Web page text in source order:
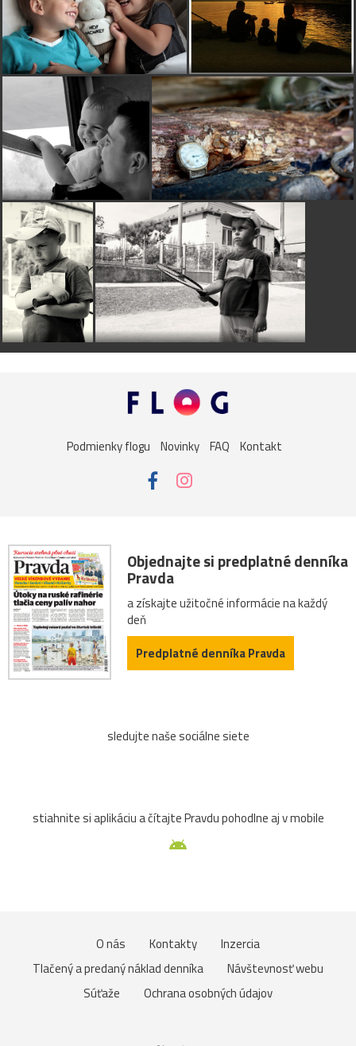
Podmienky flogu Novinky FAQ Kontakt
Objednajte si predplatné denníka
Pravda
a získajte užitočné informácie na každý
deň
Predplatné denníka Pravda
sledujte naše sociálne siete
stiahnite si aplikáciu a čítajte Pravdu pohodlne aj v mobile
O nás Kontakty
Inzercia
Tlačený a predaný náklad denníka
Návštevnosť webu
Súťaže
Ochrana osobných údajov